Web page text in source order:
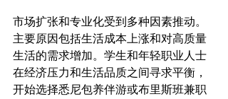
市场扩张和专业化受到多种因素推动。
主要原因包括生活成本上涨和对高质量
生活的需求增加。学生和年轻职业人士
在经济压力和生活品质之间寻求平衡，
开始选择悉尼包养伴游或布里斯班兼职